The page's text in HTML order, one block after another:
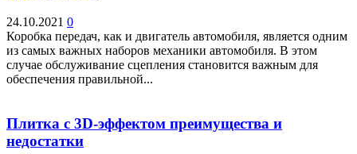
24.10.2021 0
Коробка передач, как и двигатель автомобиля, является одним
из самых важных наборов механики автомобиля. В этом
случае обслуживание сцепления становится важным для
обеспечения правильной...
Плитка с 3D-эффектом преимущества и
недостатки